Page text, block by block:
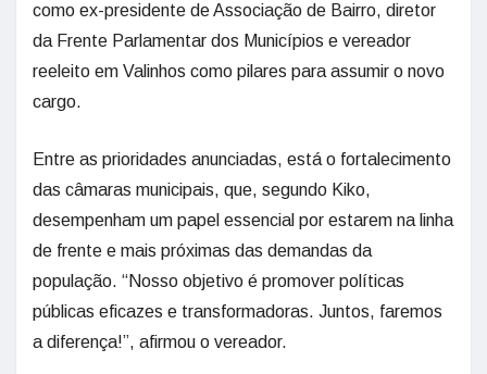
como ex-presidente de Associação de Bairro, diretor
da Frente Parlamentar dos Municípios e vereador
reeleito em Valinhos como pilares para assumir o novo
cargo.
Entre as prioridades anunciadas, está o fortalecimento
das câmaras municipais, que, segundo Kiko,
desempenham um papel essencial por estarem na linha
de frente e mais próximas das demandas da
população. “Nosso objetivo é promover políticas
públicas eficazes e transformadoras. Juntos, faremos
a diferença!”, afirmou o vereador.